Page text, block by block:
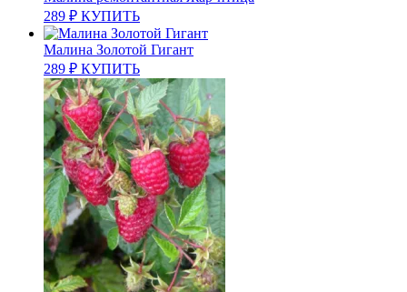
289 ₽ КУПИТЬ
Малина Золотой Гигант
289 ₽ КУПИТЬ